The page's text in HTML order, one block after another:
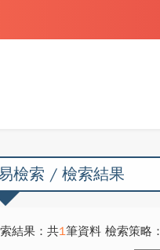
檢索 / 檢索結果
結果：共1筆資料 檢索策略：